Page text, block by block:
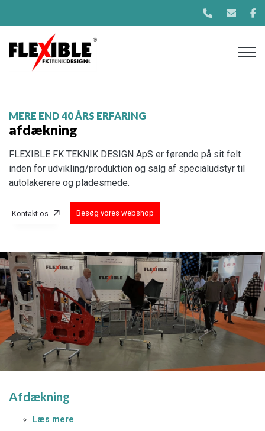
hovedindhold
MERE END 40 ÅRS ERFARING
afdækning
FLEXIBLE FK TEKNIK DESIGN ApS er førende på sit felt
inden for udvikling/produktion og salg af specialudstyr til
autolakerere og pladesmede.
Kontakt os Besøg vores webshop
Afdækning
Læs mere